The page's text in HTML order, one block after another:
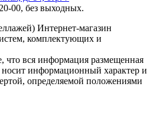
00, без выходных.
Интернет-магазин
комплектующих и
вся информация размещенная
носит информационный характер и
определяемой положениями